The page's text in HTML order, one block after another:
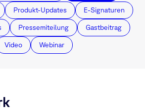
Produkt-Updates E-Signaturen
Pressemiteilung Gastbeitrag
Video Webinar